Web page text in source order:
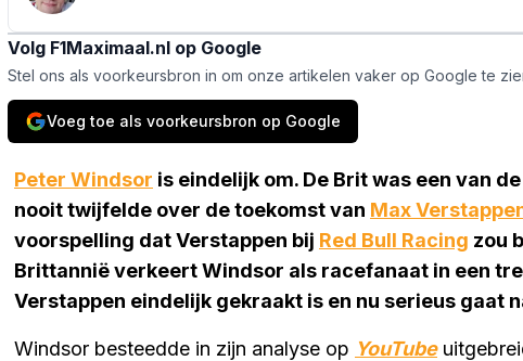
Volg F1Maximaal.nl op Google
Stel ons als voorkeursbron in om onze artikelen vaker op Google te
Voeg toe als voorkeursbron op Google
Peter Windsor is eindelijk om. De Brit was een van
nooit twijfelde over de toekomst van Max
voorspelling dat Verstappen bij Red Bull Racing zou
Brittannië verkeert Windsor als racefanaat in een
Verstappen eindelijk gekraakt is en nu serieus gaat
Windsor besteedde in zijn analyse op YouTube